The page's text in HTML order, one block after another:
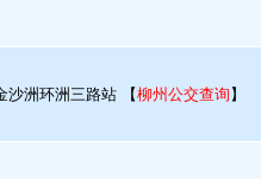
沙洲环洲三路站 【柳州公交查询 】